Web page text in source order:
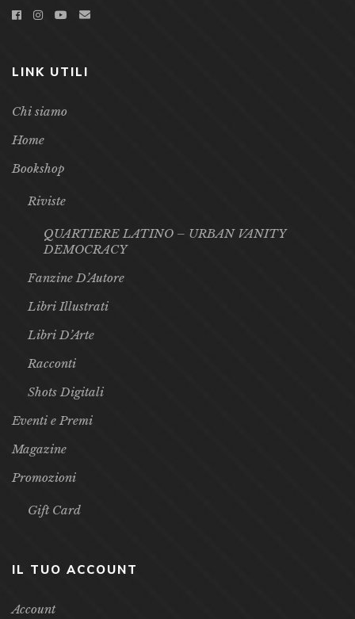
LINK UTILI
Chi siamo
Home
Bookshop
Riviste
QUARTIERE LATINO – URBAN VANITY
DEMOCRACY
Fanzine D’Autore
Libri Illustrati
Libri D’Arte
Racconti
Shots Digitali
Eventi e Premi
Magazine
Promozioni
Gift Card
IL TUO ACCOUNT
Account